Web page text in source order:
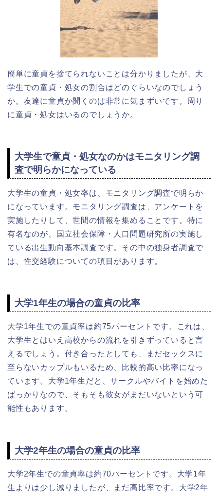
簡単に童貞を捨てられないことは分かりましたが、大
学生での童貞・処女の割合はどのぐらいなのでしょう
か。友達に童貞か聞くのは非常に気まずいです。周り
に童貞・処女はいるのでしょうか。
大学生で童貞・処女なのかはモニタリング調
査で明らかになっている
大学生の童貞・処女率は、モニタリング調査で明らか
になっています。モニタリング調査は、アンケートを
実施したりして、世間の情報を集めることです。特に
有名なのが、国立社会保障・人口問題研究所の実施し
ている出生動向基本調査です。その中の独身者調査で
は、性交経験についての項目があります。
大学1年生の場合の童貞の比率
大学1年生での童貞率は約75パーセントです。これは、
大学生とはいえ高校からの流れを引きずっていると言
えるでしょう。付き合ったとしても、まだセックスに
至らないカップルもいるため、比較的高い比率になっ
ています。大学1年生だと、サークルやバイトを始めた
ばっかりなので、そもそも彼女がまだいないという可
能性もあります。
大学2年生の場合の童貞の比率
大学2年生での童貞率は約70パーセントです。大学1年
生よりは少し減りましたが、まだ高比率です。大学2年